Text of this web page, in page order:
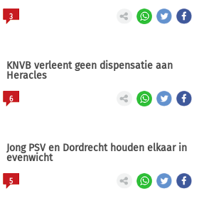
3
KNVB verleent geen dispensatie aan
Heracles
6
Jong PSV en Dordrecht houden elkaar in
evenwicht
5